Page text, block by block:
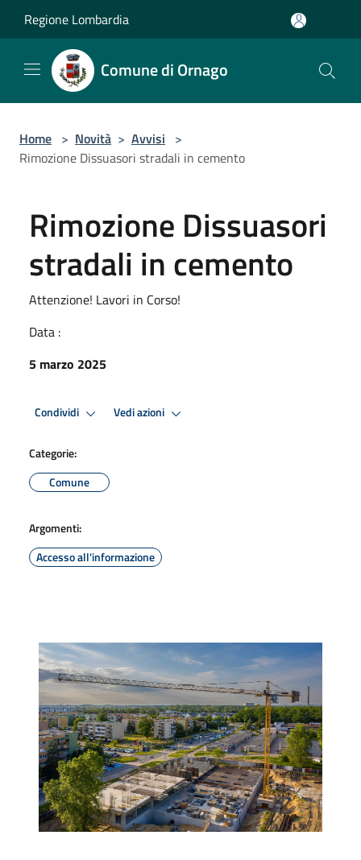
Regione Lombardia
Comune di Ornago
Home > Novità > Avvisi >
Rimozione Dissuasori stradali in cemento
Rimozione Dissuasori
stradali in cemento
Attenzione! Lavori in Corso!
Data :
5 marzo 2025
Condividi Vedi azioni
Categorie:
Comune
Argomenti:
Accesso all'informazione